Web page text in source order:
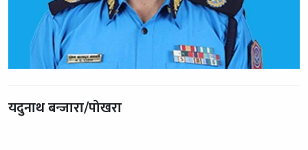
यदुनाथ बन्जारा/पोखरा